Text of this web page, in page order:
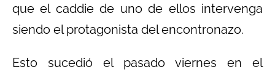
que el caddie de uno de ellos intervenga
siendo el protagonista del encontronazo.
Esto sucedió el pasado viernes en el